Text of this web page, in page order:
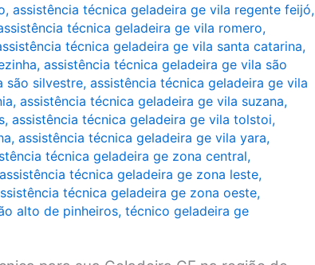
, assistência técnica geladeira ge vila regente feijó,
técnica geladeira ge vila romero,
técnica geladeira ge vila santa catarina,
, assistência técnica geladeira ge vila são
são silvestre, assistência técnica geladeira ge vila
, assistência técnica geladeira ge vila suzana,
, assistência técnica geladeira ge vila tolstoi,
, assistência técnica geladeira ge vila yara,
técnica geladeira ge zona central,
assistência técnica geladeira ge zona leste,
técnica geladeira ge zona oeste,
alto de pinheiros, técnico geladeira ge